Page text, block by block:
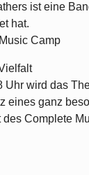
ist eine
hat.
Camp
Uhr wird das
eines ganz
Complete